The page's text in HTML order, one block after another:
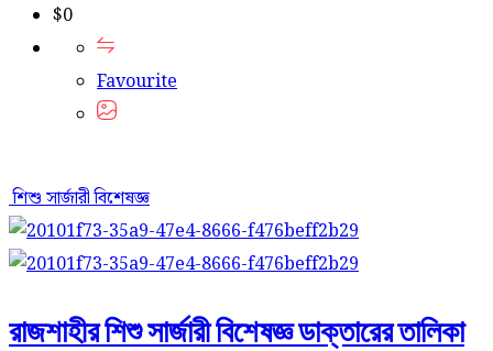
$0
Favourite
শিশু সার্জারী বিশেষজ্ঞ
রাজশাহীর শিশু সার্জারী বিশেষজ্ঞ ডাক্তারের তালিকা